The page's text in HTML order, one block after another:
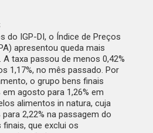
do IGP-DI, o Índice de Preços
apresentou queda mais
taxa passou de menos 0,42%
1,17%, no mês passado. Por
o grupo bens finais
agosto para 1,26% em
alimentos in natura, cuja
2,22% na passagem do
finais, que exclui os